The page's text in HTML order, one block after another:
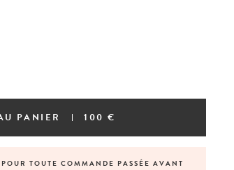
PANIER 100 €
TOUTE COMMANDE PASSÉE AVANT